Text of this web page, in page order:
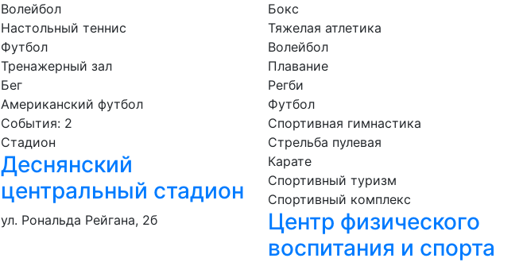
Волейбол
Настольный теннис
Футбол
Тренажерный зал
Бег
Американский футбол
События: 2
Стадион
Деснянский
центральный стадион
ул. Рональда Рейгана, 2б
Бокс
Тяжелая атлетика
Волейбол
Плавание
Регби
Футбол
Спортивная гимнастика
Стрельба пулевая
Карате
Спортивный туризм
Спортивный комплекс
Центр физического
воспитания и спорта